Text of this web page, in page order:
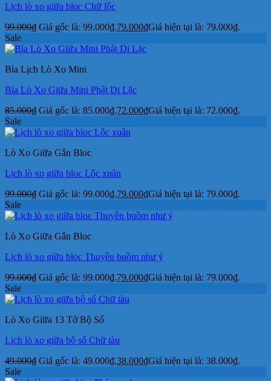
Lịch lò xo giữa bloc Chữ lộc
99.000₫ Giá gốc là: 99.000₫.79.000₫Giá hiện tại là: 79.000₫.
Sale
Bìa Lịch Lò Xo Mini
Bìa Lò Xo Giữa Mini Phật Di Lặc
85.000₫ Giá gốc là: 85.000₫.72.000₫Giá hiện tại là: 72.000₫.
Sale
Lò Xo Giữa Gắn Bloc
Lịch lò xo giữa bloc Lộc xuân
99.000₫ Giá gốc là: 99.000₫.79.000₫Giá hiện tại là: 79.000₫.
Sale
Lò Xo Giữa Gắn Bloc
Lịch lò xo giữa bloc Thuyền buồm như ý
99.000₫ Giá gốc là: 99.000₫.79.000₫Giá hiện tại là: 79.000₫.
Sale
Lò Xo Giữa 13 Tờ Bộ Số
Lịch lò xo giữa bộ số Chữ tàu
49.000₫ Giá gốc là: 49.000₫.38.000₫Giá hiện tại là: 38.000₫.
Sale